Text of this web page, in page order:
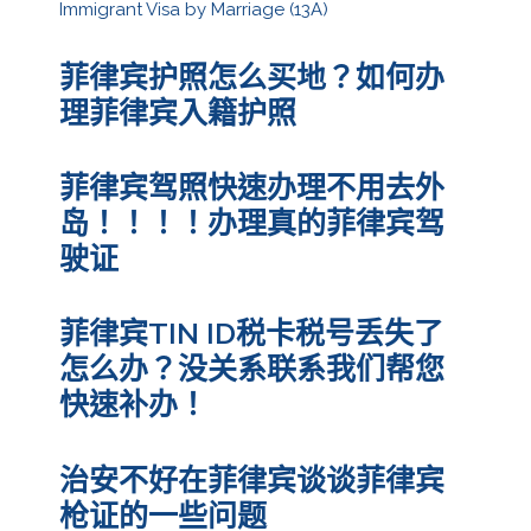
Immigrant Visa by Marriage (13A)
菲律宾护照怎么买地？如何办
理菲律宾入籍护照
菲律宾驾照快速办理不用去外
岛！！！！办理真的菲律宾驾
驶证
菲律宾TIN ID税卡税号丢失了
怎么办？没关系联系我们帮您
快速补办！
治安不好在菲律宾谈谈菲律宾
枪证的一些问题